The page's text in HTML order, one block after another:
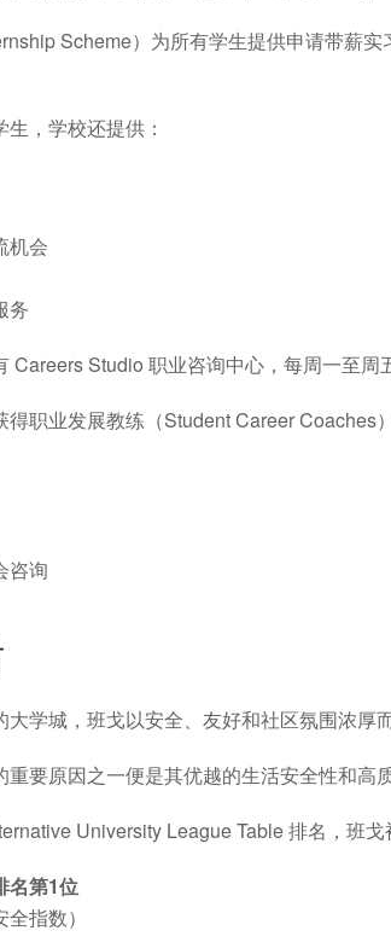
Scheme）为所有学生提供申请带薪
，学校还提供：
机会
务
Careers Studio 职业咨询中心，每周一至周
职业发展教练（Student Career Coaches
咨询
学城，班戈以安全、友好和社区氛围浓厚而
要原因之一便是其优越的生活安全性和高
University League Table 排名，班戈
名第1位
指数）